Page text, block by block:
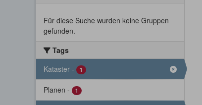
Für diese Suche wurden keine Gruppen
gefunden.
Tags
Kataster - 1
Planen - 1